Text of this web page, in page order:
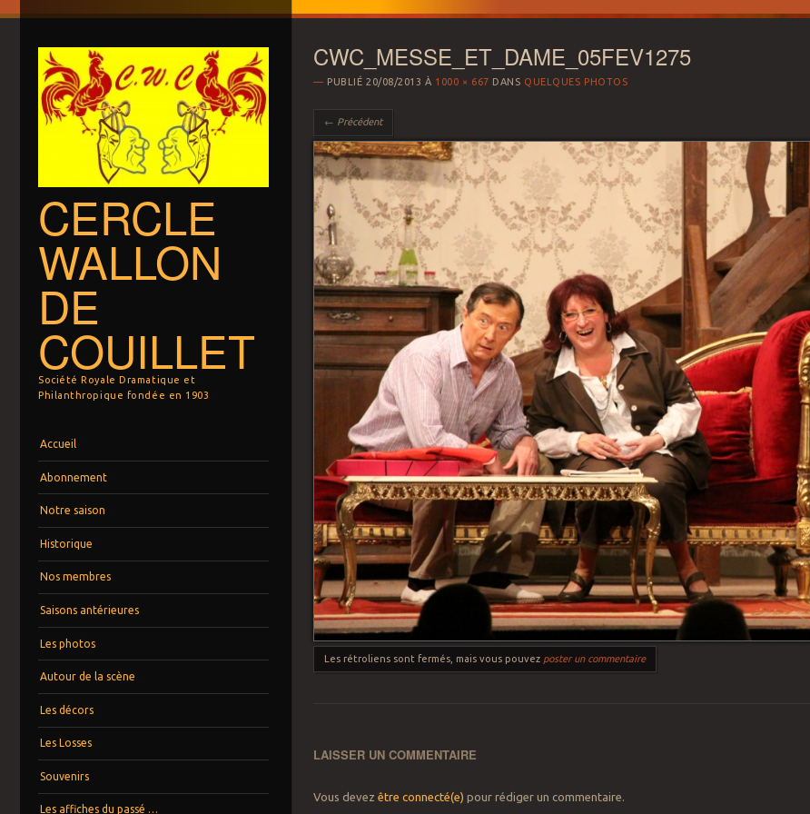
CERCLE
WALLON
DE
COUILLET
Société Royale Dramatique et
Philanthropique fondée en 1903
Aller au contenu principal
Accueil
Abonnement
Notre saison
Historique
Nos membres
Saisons antérieures
Les photos
Autour de la scène
Les décors
Les Losses
Souvenirs
Les affiches du passé …
CWC_MESSE_ET_DAME_05FEV1275
PUBLIÉ20/08/2013 À 1000 × 667 DANS QUELQUES PHOTOS
← Précédent
Les rétroliens sont fermés, mais vous pouvez poster un commentaire
LAISSER UN COMMENTAIRE
Vous devezêtre connecté(e) pour rédiger un commentaire.